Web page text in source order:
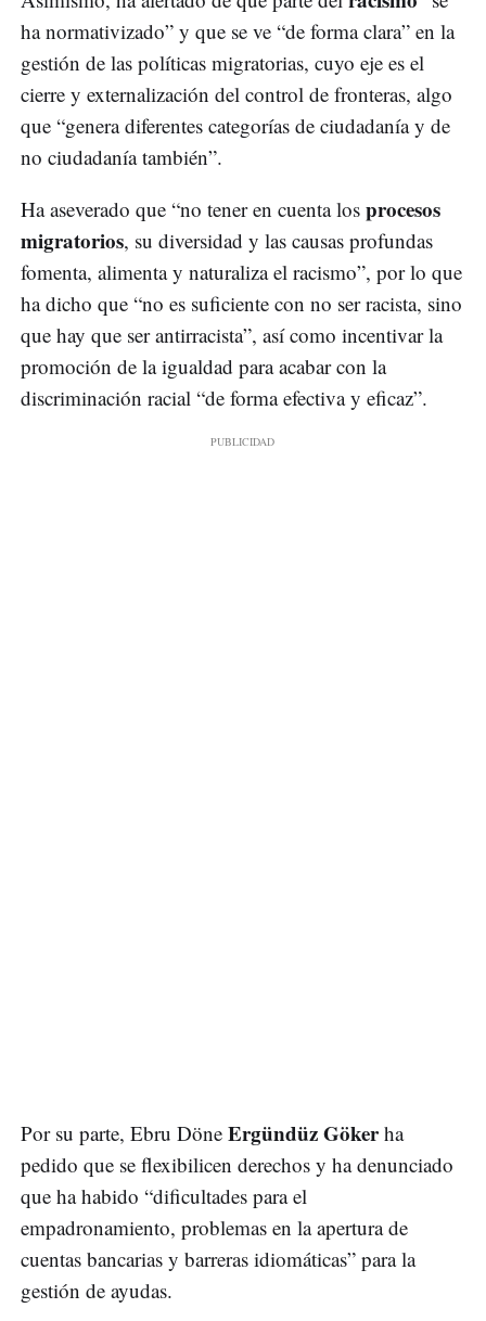
ha normativizado” y que se ve “de forma clara” en la
gestión de las políticas migratorias, cuyo eje es el
cierre y externalización del control de fronteras, algo
que “genera diferentes categorías de ciudadanía y de
no ciudadanía también”.
Ha aseverado que “no tener en cuenta los procesos
migratorios, su diversidad y las causas profundas
fomenta, alimenta y naturaliza el racismo”, por lo que
ha dicho que “no es suficiente con no ser racista, sino
que hay que ser antirracista”, así como incentivar la
promoción de la igualdad para acabar con la
discriminación racial “de forma efectiva y eficaz”.
Por su parte, Ebru Döne Ergündüz Gökerha
pedido que se flexibilicen derechos y ha denunciado
que ha habido “dificultades para el
empadronamiento, problemas en la apertura de
cuentas bancarias y barreras idiomáticas” para la
gestión de ayudas.